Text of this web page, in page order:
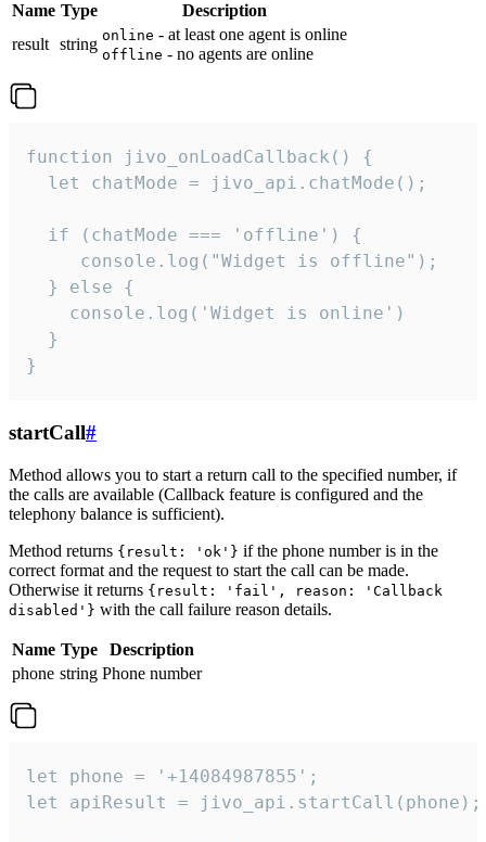
Name Type
Description
result string online - at least one agent is online
offline - no agents are online
function jivo_onLoadCallback() {
  let chatMode = jivo_api.chatMode();
  if (chatMode === 'offline') {
     console.log("Widget is offline");
  } else {
    console.log('Widget is online')
  }
}
startCall#
Method allows you to start a return call to the specified number, if
the calls are available (Callback feature is configured and the
telephony balance is sufficient).
Method returns {result: 'ok'} if the phone number is in the
correct format and the request to start the call can be made.
Otherwise it returns {result: 'fail', reason: 'Callback
disabled'} with the call failure reason details.
Name Type
Description
phone string Phone number
let phone = '+14084987855';
let apiResult = jivo_api.startCall(phone);